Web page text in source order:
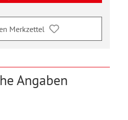
Merkzettel
Angaben